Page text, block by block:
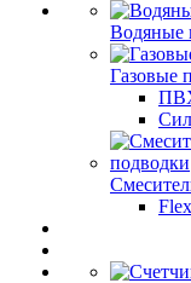
Водяные
Газовые